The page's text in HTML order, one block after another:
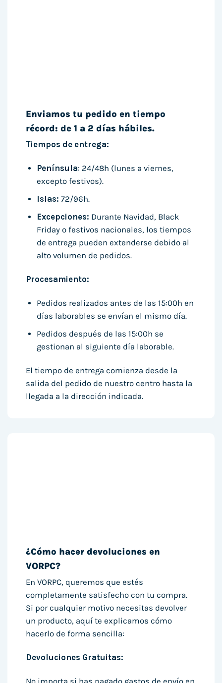
Enviamos tu pedido en tiempo
récord: de 1 a 2 días hábiles.
Tiempos de entrega:
Península: 24/48h (lunes a viernes,
excepto festivos).
Islas: 72/96h.
Excepciones: Durante Navidad, Black
Friday o festivos nacionales, los tiempos
de entrega pueden extenderse debido al
alto volumen de pedidos.
Procesamiento:
Pedidos realizados antes de las 15:00h en
días laborables se envían el mismo día.
Pedidos después de las 15:00h se
gestionan al siguiente día laborable.
El tiempo de entrega comienza desde la
salida del pedido de nuestro centro hasta la
llegada a la dirección indicada.
¿Cómo hacer devoluciones en
VORPC?
En VORPC, queremos que estés
completamente satisfecho con tu compra.
Si por cualquier motivo necesitas devolver
un producto, aquí te explicamos cómo
hacerlo de forma sencilla:
Devoluciones Gratuitas: